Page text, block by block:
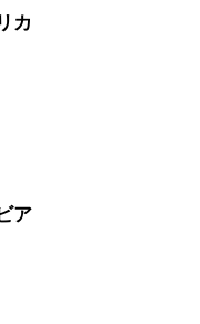
カ
ア